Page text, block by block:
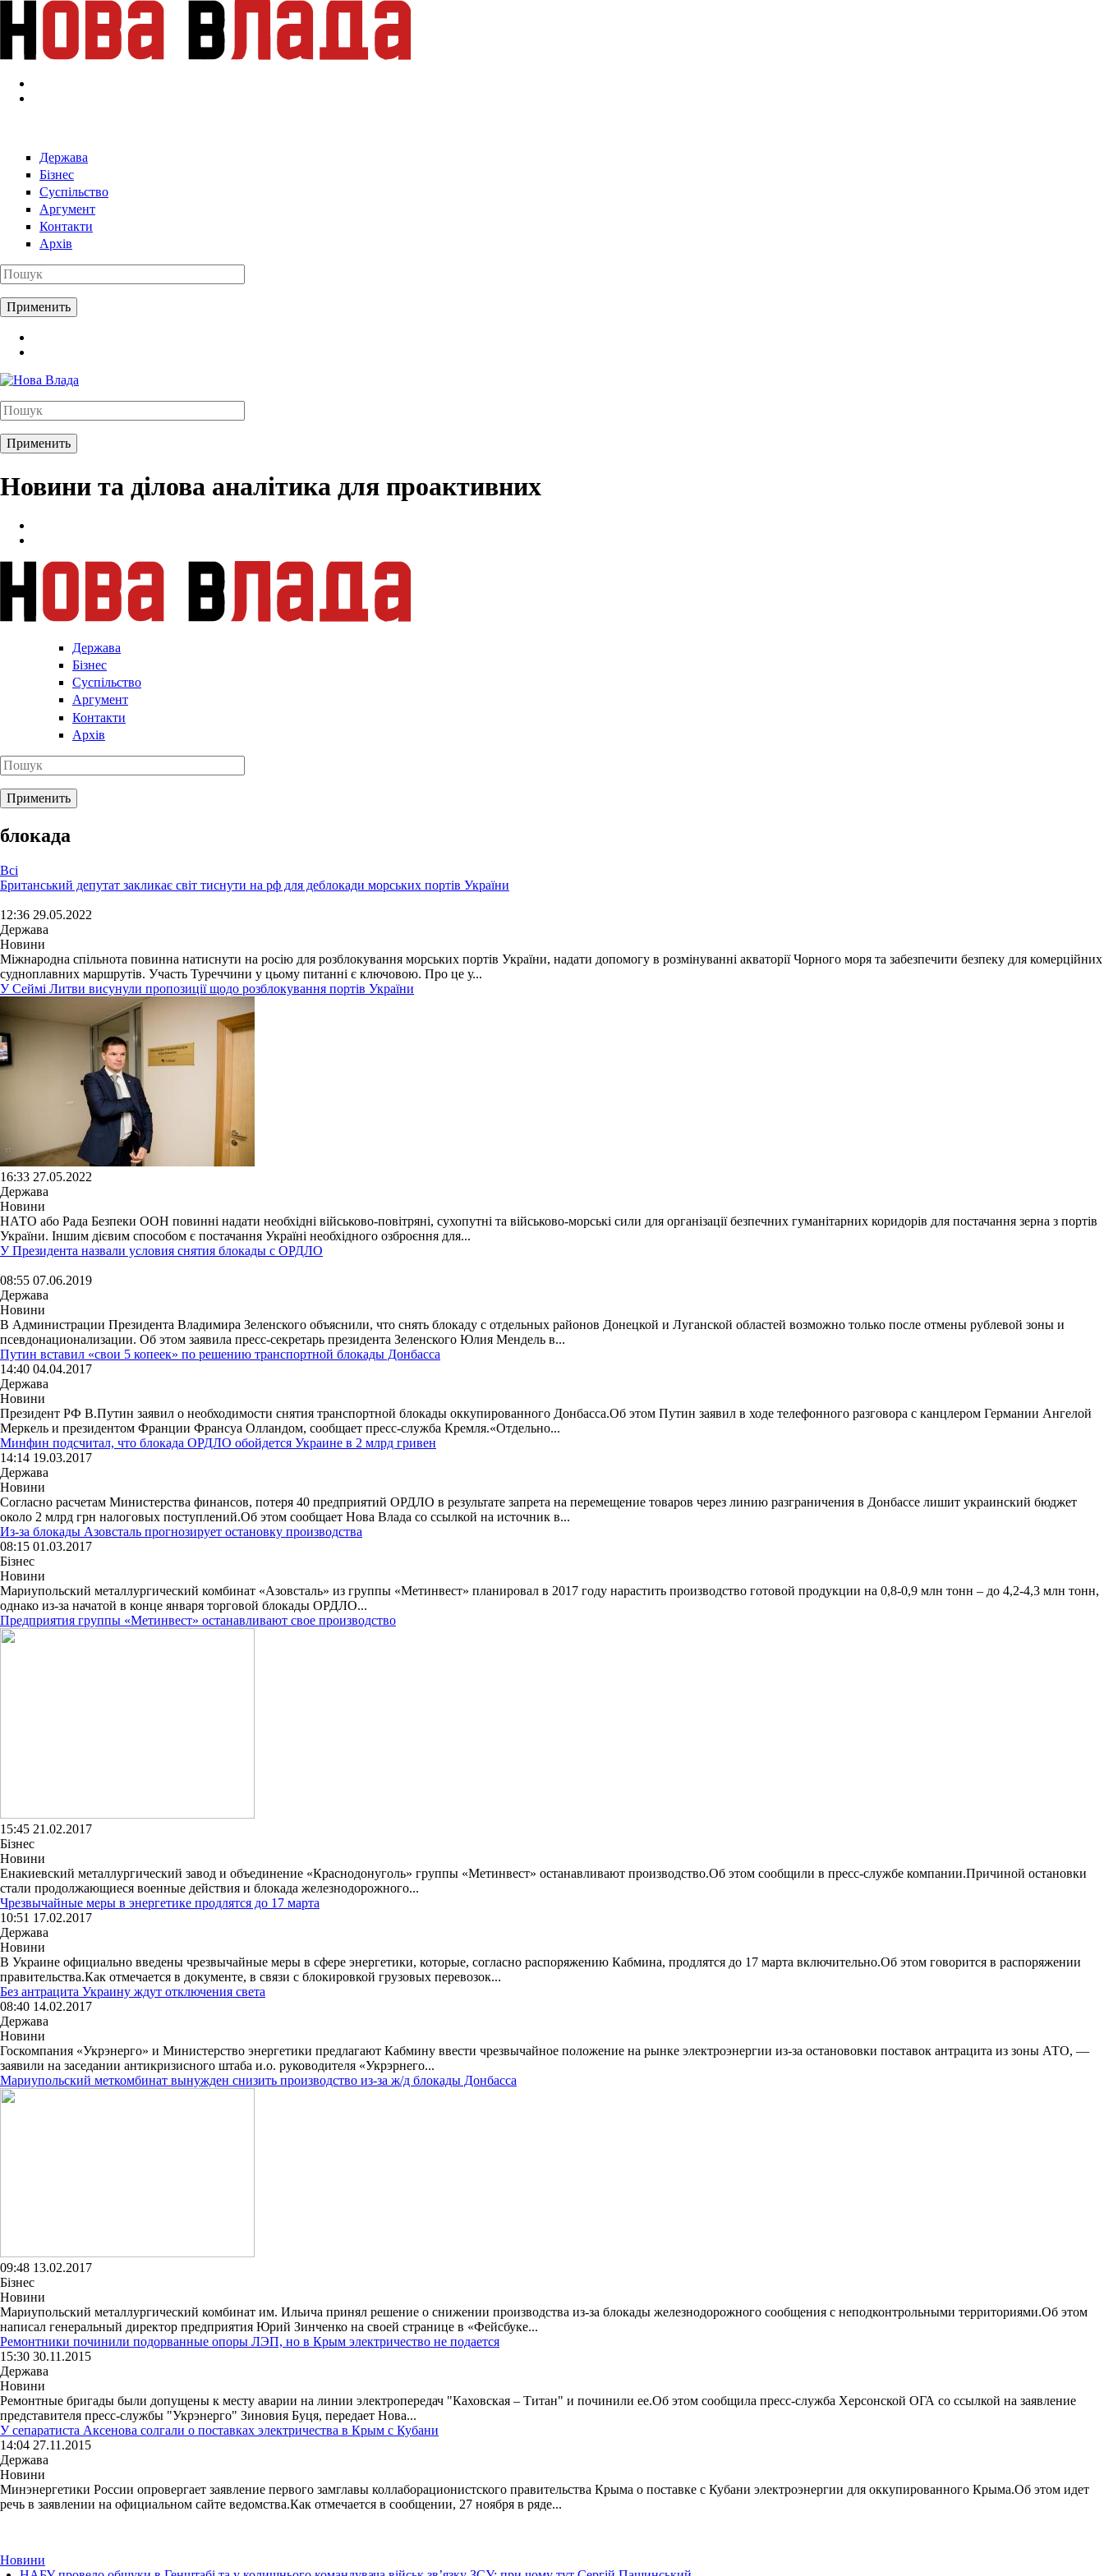
Перейти к основному содержанию
Держава
Бізнес
Суспільство
Аргумент
Контакти
Архів
Новини та ділова аналітика для проактивних
Держава
Бізнес
Суспільство
Аргумент
Контакти
Архів
блокада
Всі
Британський депутат закликає світ тиснути на рф для деблокади морських портів України
12:36 29.05.2022
Держава
Новини
Міжнародна спільнота повинна натиснути на росію для розблокування морських портів України, надати допомогу в розмінуванні акваторії Чорного моря та забезпечити безпеку для комерційних
судноплавних маршрутів. Участь Туреччини у цьому питанні є ключовою. Про це у...
У Сеймі Литви висунули пропозиції щодо розблокування портів України
16:33 27.05.2022
Держава
Новини
НАТО або Рада Безпеки ООН повинні надати необхідні військово-повітряні, сухопутні та військово-морські сили для організації безпечних гуманітарних коридорів для постачання зерна з портів
України. Іншим дієвим способом є постачання Україні необхідного озброєння для...
У Президента назвали условия снятия блокады с ОРДЛО
08:55 07.06.2019
Держава
Новини
В Администрации Президента Владимира Зеленского объяснили, что снять блокаду с отдельных районов Донецкой и Луганской областей возможно только после отмены рублевой зоны и
псевдонационализации. Об этом заявила пресс-секретарь президента Зеленского Юлия Мендель в...
Путин вставил «свои 5 копеек» по решению транспортной блокады Донбасса
14:40 04.04.2017
Держава
Новини
Президент РФ В.Путин заявил о необходимости снятия транспортной блокады оккупированного Донбасса.Об этом Путин заявил в ходе телефонного разговора с канцлером Германии Ангелой
Меркель и президентом Франции Франсуа Олландом, сообщает пресс-служба Кремля.«Отдельно...
Минфин подсчитал, что блокада ОРДЛО обойдется Украине в 2 млрд гривен
14:14 19.03.2017
Держава
Новини
Согласно расчетам Министерства финансов, потеря 40 предприятий ОРДЛО в результате запрета на перемещение товаров через линию разграничения в Донбассе лишит украинский бюджет
около 2 млрд грн налоговых поступлений.Об этом сообщает Нова Влада со ссылкой на источник в...
Из-за блокады Азовсталь прогнозирует остановку производства
08:15 01.03.2017
Бізнес
Новини
Мариупольский металлургический комбинат «Азовсталь» из группы «Метинвест» планировал в 2017 году нарастить производство готовой продукции на 0,8-0,9 млн тонн – до 4,2-4,3 млн тонн,
однако из-за начатой в конце января торговой блокады ОРДЛО...
Предприятия группы «Метинвест» останавливают свое производство
15:45 21.02.2017
Бізнес
Новини
Енакиевский металлургический завод и объединение «Краснодонуголь» группы «Метинвест» останавливают производство.Об этом сообщили в пресс-службе компании.Причиной остановки
стали продолжающиеся военные действия и блокада железнодорожного...
Чрезвычайные меры в энергетике продлятся до 17 марта
10:51 17.02.2017
Держава
Новини
В Украине официально введены чрезвычайные меры в сфере энергетики, которые, согласно распоряжению Кабмина, продлятся до 17 марта включительно.Об этом говорится в распоряжении
правительства.Как отмечается в документе, в связи с блокировкой грузовых перевозок...
Без антрацита Украину ждут отключения света
08:40 14.02.2017
Держава
Новини
Госкомпания «Укрэнерго» и Министерство энергетики предлагают Кабмину ввести чрезвычайное положение на рынке электроэнергии из-за останововки поставок антрацита из зоны АТО, —
заявили на заседании антикризисного штаба и.о. руководителя «Укрэрнего...
Мариупольский меткомбинат вынужден снизить производство из-за ж/д блокады Донбасса
09:48 13.02.2017
Бізнес
Новини
Мариупольский металлургический комбинат им. Ильича принял решение о снижении производства из-за блокады железнодорожного сообщения с неподконтрольными территориями.Об этом
написал генеральный директор предприятия Юрий Зинченко на своей странице в «Фейсбуке...
Ремонтники починили подорванные опоры ЛЭП, но в Крым электричество не подается
15:30 30.11.2015
Держава
Новини
Ремонтные бригады были допущены к месту аварии на линии электропередач "Каховская – Титан" и починили ее.Об этом сообщила пресс-служба Херсонской ОГА со ссылкой на заявление
представителя пресс-службы "Укрэнерго" Зиновия Буця, передает Нова...
У сепаратиста Аксенова солгали о поставках электричества в Крым с Кубани
14:04 27.11.2015
Держава
Новини
Минэнергетики России опровергает заявление первого замглавы коллаборационистского правительства Крыма о поставке с Кубани электроэнергии для оккупированного Крыма.Об этом идет
речь в заявлении на официальном сайте ведомства.Как отмечается в сообщении, 27 ноября в ряде...
Новини